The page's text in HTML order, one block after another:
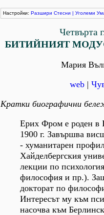
Настройки: Разшири Стесни | Уголеми
Четвърта
БИТИЙНИЯТ
Мария
web |
Кратки биографични
Ерих Фром е роден в
1900 г. Завършва
- хуманитарен
Хайделбергския
лекции по
философия и пр.).
докторат по
Интересът му към
насочва към